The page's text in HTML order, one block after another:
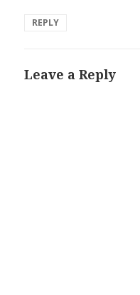
REPLY
Leave a Reply